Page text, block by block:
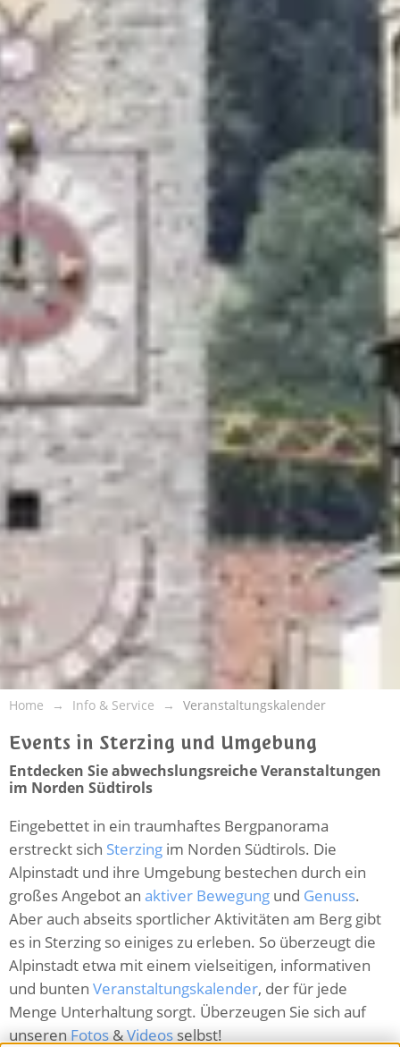
Home Info & Service Veranstaltungskalender
Events in Sterzing und Umgebung
Entdecken Sie abwechslungsreiche Veranstaltungen
im Norden Südtirols
Eingebettet in ein traumhaftes Bergpanorama
erstreckt sich Sterzing im Norden Südtirols. Die
Alpinstadt und ihre Umgebung bestechen durch ein
großes Angebot an aktiver Bewegung und Genuss.
Aber auch abseits sportlicher Aktivitäten am Berg gibt
es in Sterzing so einiges zu erleben. So überzeugt die
Alpinstadt etwa mit einem vielseitigen, informativen
und bunten Veranstaltungskalender, der für jede
Menge Unterhaltung sorgt. Überzeugen Sie sich auf
unserenFotos&Videosselbst!